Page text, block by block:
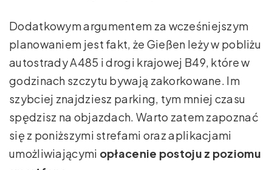
Dodatkowym argumentem za wcześniejszym
planowaniem jest fakt, że Gießen leży w pobliżu
autostrady A485 i drogi krajowej B49, które w
godzinach szczytu bywają zakorkowane. Im
szybciej znajdziesz parking, tym mniej czasu
spędzisz na objazdach. Warto zatem zapoznać
się z poniższymi strefami oraz aplikacjami
umożliwiającymi opłacenie postoju z poziomu